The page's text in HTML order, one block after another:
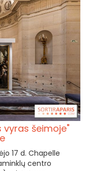
vyras šeimoje"
17 d. Chapelle
centro